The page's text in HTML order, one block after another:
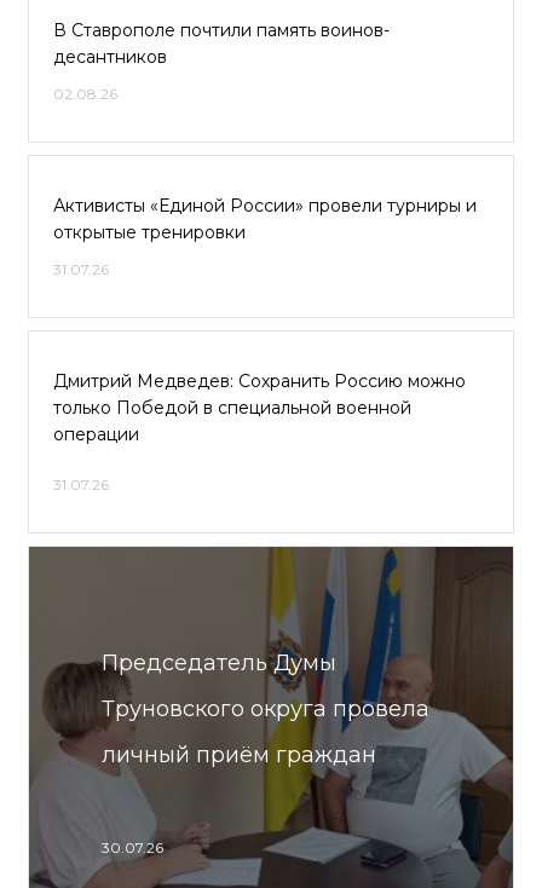
В Ставрополе почтили память воинов-
десантников
02.08.26
Активисты «Единой России» провели турниры и
открытые тренировки
31.07.26
Дмитрий Медведев: Сохранить Россию можно
только Победой в специальной военной
операции
31.07.26
Председатель Думы
Труновского округа провела
личный приём граждан
30.07.26